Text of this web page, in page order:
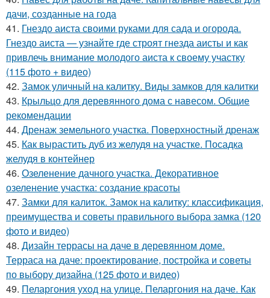
дачи, созданные на года
41. Гнездо аиста своими руками для сада и огорода.
Гнездо аиста — узнайте где строят гнезда аисты и как
привлечь внимание молодого аиста к своему участку
(115 фото + видео)
42. Замок уличный на калитку. Виды замков для калитки
43. Крыльцо для деревянного дома с навесом. Общие
рекомендации
44. Дренаж земельного участка. Поверхностный дренаж
45. Как вырастить дуб из желудя на участке. Посадка
желудя в контейнер
46. Озеленение дачного участка. Декоративное
озеленение участка: создание красоты
47. Замки для калиток. Замок на калитку: классификация,
преимущества и советы правильного выбора замка (120
фото и видео)
48. Дизайн террасы на даче в деревянном доме.
Терраса на даче: проектирование, постройка и советы
по выбору дизайна (125 фото и видео)
49. Пеларгония уход на улице. Пеларгония на даче. Как